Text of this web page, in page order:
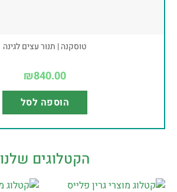
טוסקנה | תנור עצים לגינה
₪840.00
הוספה לסל
הקטלוגים שלנו